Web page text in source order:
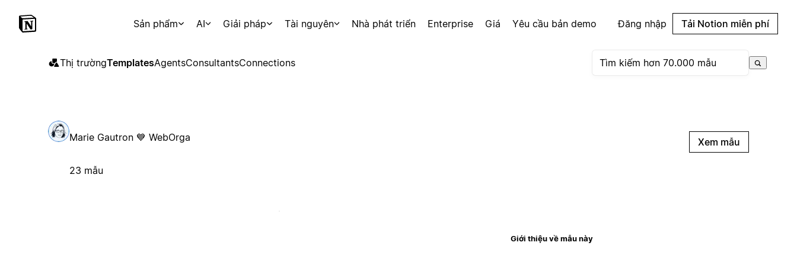
Sản phẩm AI Giải pháp Tài nguyên Nhà phát triển Enterprise Giá Yêu cầu bản demo Đăng nhập Tải Notion miễn phí
Thị trườngTemplatesAgentsConsultantsConnections
Marie Gautron 💙 WebOrga
23 mẫu
Xem mẫu
Giới thiệu về mẫu này